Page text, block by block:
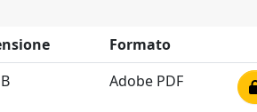
Formato
Adobe PDF